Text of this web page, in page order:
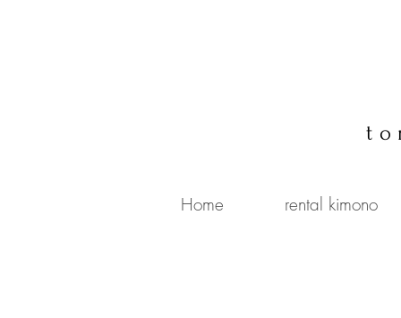
Home rental kimono